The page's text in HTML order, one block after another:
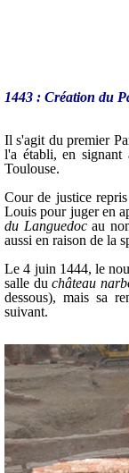
1443 : Création du
Il s'agit du premier
l'a établi, en signant
Toulouse.
Cour de justice
Louis pour juger en
du Languedocau
aussi en raison de la
Le 4 juin 1444, le
salle du château
dessous), mais sa
suivant.